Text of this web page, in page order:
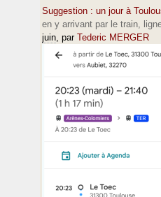
Suggestion : un jour à
en y arrivant par le train,
juin, par Tederic MERGER